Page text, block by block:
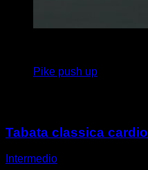
Pike push up
Tabata classica cardio
Intermedio